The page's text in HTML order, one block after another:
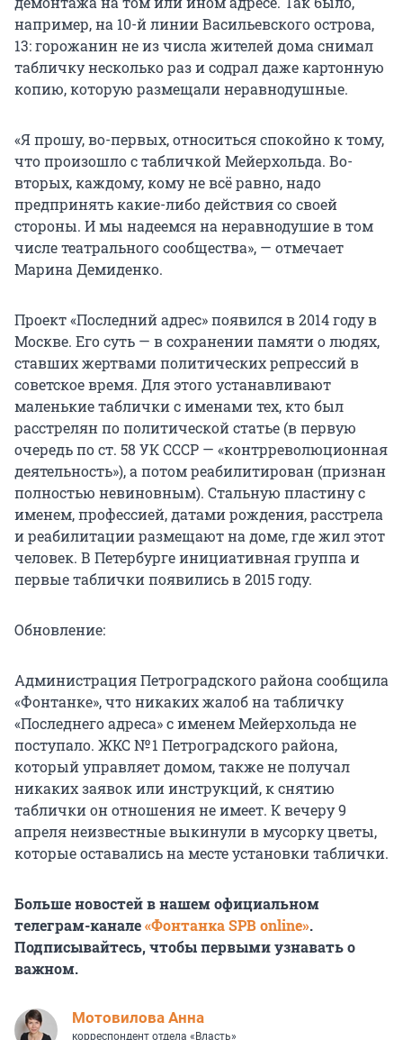
например, на 10-й линии Васильевского острова,
13: горожанин не из числа жителей дома снимал
табличку несколько раз и содрал даже картонную
копию, которую размещали неравнодушные.
«Я прошу, во-первых, относиться спокойно к тому,
что произошло с табличкой Мейерхольда. Во-
вторых, каждому, кому не всё равно, надо
предпринять какие-либо действия со своей
стороны. И мы надеемся на неравнодушие в том
числе театрального сообщества», — отмечает
Марина Демиденко.
Проект «Последний адрес» появился в 2014 году в
Москве. Его суть — в сохранении памяти о людях,
ставших жертвами политических репрессий в
советское время. Для этого устанавливают
маленькие таблички с именами тех, кто был
расстрелян по политической статье (в первую
очередь по ст. 58 УК СССР — «контрреволюционная
деятельность»), а потом реабилитирован (признан
полностью невиновным). Стальную пластину с
именем, профессией, датами рождения, расстрела
и реабилитации размещают на доме, где жил этот
человек. В Петербурге инициативная группа и
первые таблички появились в 2015 году.
Обновление:
Администрация Петроградского района сообщила
«Фонтанке», что никаких жалоб на табличку
«Последнего адреса» с именем Мейерхольда не
поступало. ЖКС № 1 Петроградского района,
который управляет домом, также не получал
никаких заявок или инструкций, к снятию
таблички он отношения не имеет. К вечеру 9
апреля неизвестные выкинули в мусорку цветы,
которые оставались на месте установки таблички.
Больше новостей в нашем официальном
телеграм-канале«Фонтанка SPB online».
Подписывайтесь, чтобы первыми узнавать о
важном.
Мотовилова Анна
корреспондент отдела «Власть»